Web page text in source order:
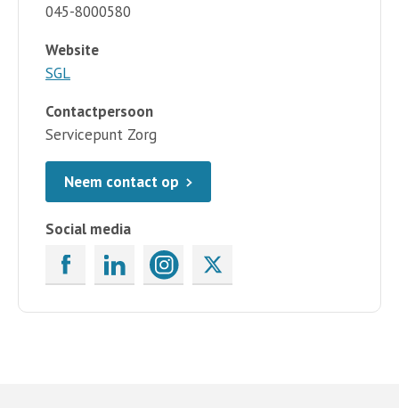
045-8000580
Website
SGL
Contactpersoon
Servicepunt Zorg
Neem contact op
Social media